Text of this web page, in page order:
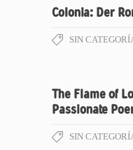
Colonia: Der
SIN
The Flame of
Passionate
SIN